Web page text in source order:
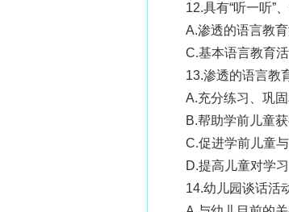
12.具有“听一听”
A.渗透的语言教
C.基本语言教育
13.渗透的语言教
A.充分练习、巩
B.帮助学前儿童
C.促进学前儿童
D.提高儿童对学
14.幼儿园谈话活